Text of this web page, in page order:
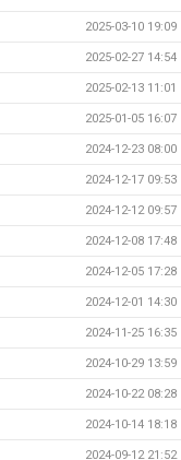
2025-03-10 19:09
2025-02-27 14:54
2025-02-13 11:01
2025-01-05 16:07
2024-12-23 08:00
2024-12-17 09:53
2024-12-12 09:57
2024-12-08 17:48
2024-12-05 17:28
2024-12-01 14:30
2024-11-25 16:35
2024-10-29 13:59
2024-10-22 08:28
2024-10-14 18:18
2024-09-12 21:52